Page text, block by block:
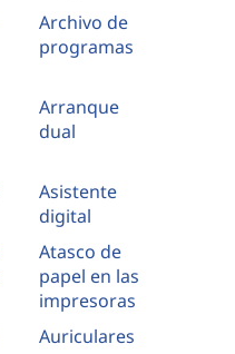
Archivo de
programas
Arranque
dual
Asistente
digital
Atasco de
papel en las
impresoras
Auriculares